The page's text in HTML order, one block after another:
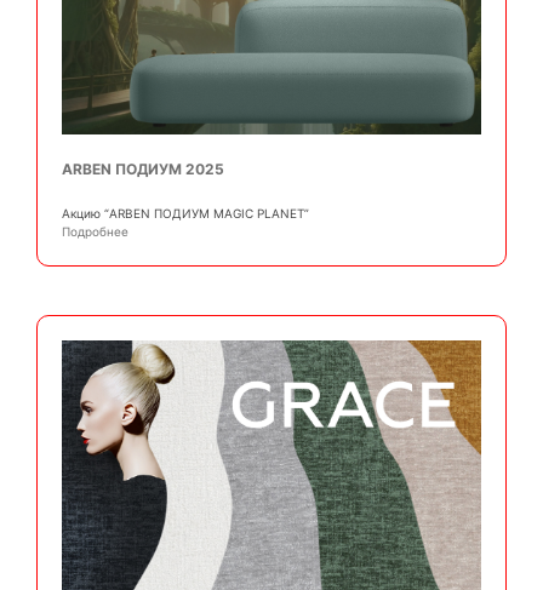
ARBEN ПОДИУМ 2025
Акцию “ARBEN ПОДИУМ MAGIC PLANET”
Подробнее